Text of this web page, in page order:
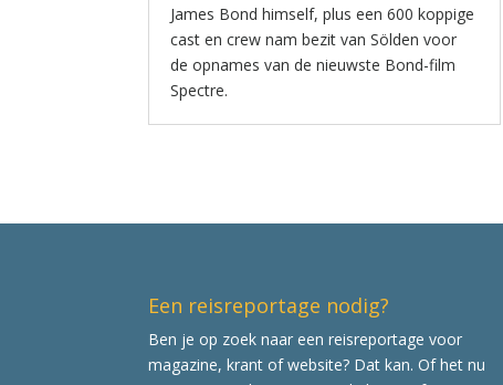
James Bond himself, plus een 600 koppige
cast en crew nam bezit van Sölden voor
de opnames van de nieuwste Bond-film
Spectre.
Een reisreportage nodig?
Ben je op zoek naar een reisreportage voor
magazine, krant of website? Dat kan. Of het nu